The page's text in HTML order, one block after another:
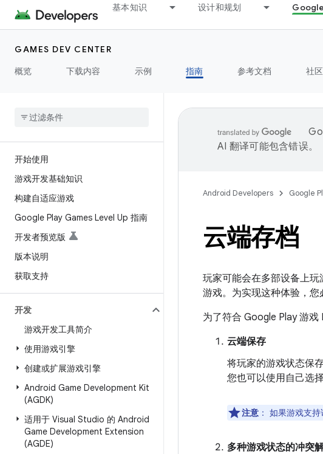
基本知识 设计和规划
GAMES DEV CENTER
概览
下载内容 示例 指南 参考文档 社区
开始使用
游戏开发基础知识
构建自适应游戏
Google Play Games Level Up 指南
开发者预览版
版本说明
获取支持
开发
游戏开发工具简介
使用游戏引擎
创建或扩展游戏引擎
Android Game Development Kit
(AGDK)
适用于 Visual Studio 的 Android
Game Development Extension
(AGDE)
AI 翻译可能包含错误。
Android Developers Google
云端存档
玩家可能会在多部设备上
游戏。为实现这种体验，您
为了符合 Google Play 游戏
云端保存
将玩家的游戏状态保
您也可以使用自己选
注意 ： 如果游戏支持
多种游戏状态的冲突